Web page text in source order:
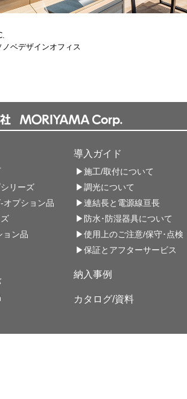
ベデザインオフィス
リーズ
オプション品
ョン品
導入ガイド
▶施工/取付について
▶調光について
▶連結長と電源線亘長
▶防水･防湿器具について
▶使用上のご注意/保守･点検
▶保証とアフターサービス
納入事例
カタログ/資料